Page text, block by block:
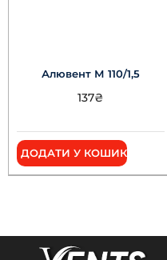
Алювент М 110/1,5
137₴
ДОДАТИ У КОШИК